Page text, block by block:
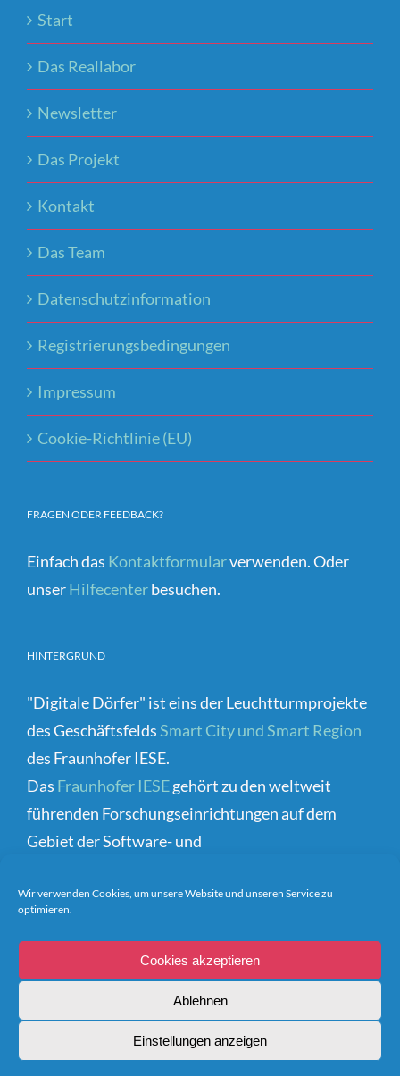
Wir verwenden Cookies, um unsere Website und unseren Service zu
optimieren.
Cookies akzeptieren
Ablehnen
Einstellungen anzeigen
Start
Das Reallabor
Newsletter
Das Projekt
Kontakt
Das Team
Datenschutzinformation
Registrierungsbedingungen
Impressum
Cookie-Richtlinie (EU)
FRAGEN ODER FEEDBACK?
Einfach das Kontaktformularverwenden. Oder
unserHilfecenterbesuchen.
HINTERGRUND
"Digitale Dörfer" ist eins der Leuchtturmprojekte
des GeschäftsfeldsSmart City und Smart Region
des Fraunhofer IESE.
Das Fraunhofer IESEgehört zu den weltweit
führenden Forschungseinrichtungen auf dem
Gebiet der Software- und